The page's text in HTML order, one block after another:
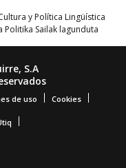
y Política Lingüística
Politika Sailak lagunduta
S.A
de uso Cookies